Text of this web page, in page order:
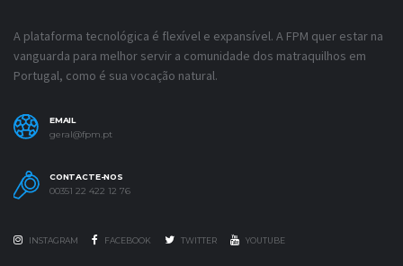
A plataforma tecnológica é flexível e expansível. A FPM quer estar na
vanguarda para melhor servir a comunidade dos matraquilhos em
Portugal, como é sua vocação natural.
EMAIL
geral@fpm.pt
CONTACTE-NOS
00351 22 422 12 76
INSTAGRAM FACEBOOK TWITTER YOUTUBE